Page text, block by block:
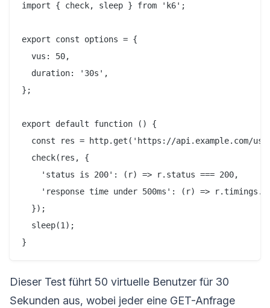
import { check, sleep } from 'k6';
export const options = {
  vus: 50,
  duration: '30s',
};
export default function () {
const res = http.get('https://api.example.com/
  check(res, {
    'status is 200': (r) => r.status === 200,
'response time under 500ms': (r) =>
  });
  sleep(1);
Dieser Test führt 50 virtuelle Benutzer für 30
Sekunden aus, wobei jeder eine GET-Anfrage